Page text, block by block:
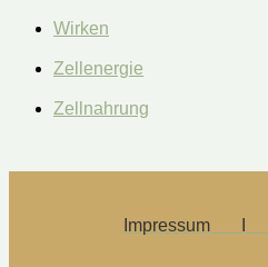
Wirken
Zellenergie
Zellnahrung
Impressum Ι